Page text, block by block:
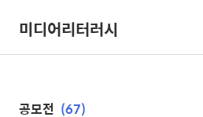
미디어리터러시
공모전 (67)